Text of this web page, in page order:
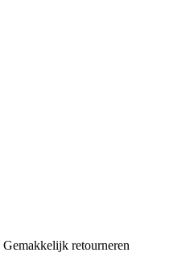
Gemakkelijk retourneren